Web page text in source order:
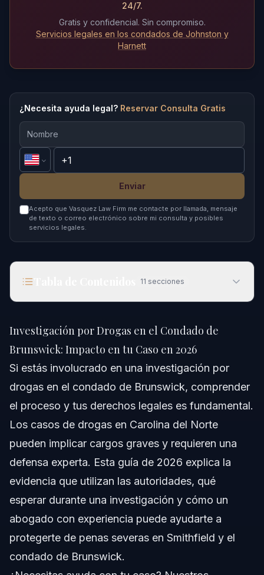
24/7.
Gratis y confidencial. Sin compromiso.
Servicios legales en los condados de Johnston y
Harnett
¿Necesita ayuda legal? Reservar Consulta Gratis
Enviar
Acepto que Vasquez Law Firm me contacte por llamada, mensaje
de texto o correo electrónico sobre mi consulta y posibles
servicios legales.
11 secciones
Respuesta Rápida
Comprendiendo las Investigaciones por Drogas
en el Condado de Brunswick
Acciones Paso a Paso Durante una Investigación
Evidencia y Documentos Clave en Casos de
Drogas
Cronología y Qué Esperar en Tu Caso
Errores Comunes y Cómo Evitarlos
Cuándo Llamar a un Abogado de Defensa Penal
en el Condado de Brunswick
Acerca de Vasquez Law Firm
Investigación por Drogas en el Condado de
Brunswick: Impacto en tu Caso en 2026
Si estás involucrado en una investigación por
drogas en el condado de Brunswick, comprender
el proceso y tus derechos legales es fundamental.
Los casos de drogas en Carolina del Norte
pueden implicar cargos graves y requieren una
defensa experta. Esta guía de 2026 explica la
evidencia que utilizan las autoridades, qué
esperar durante una investigación y cómo un
abogado con experiencia puede ayudarte a
protegerte de penas severas en Smithfield y el
condado de Brunswick.